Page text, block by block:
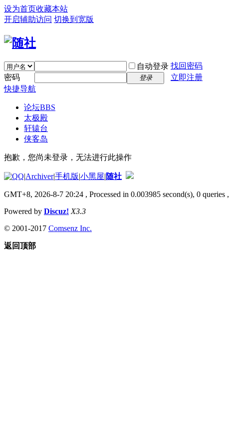
设为首页收藏本站
开启辅助访问 切换到宽版
自动登录 找回密码
密码
登录
立即注册
快捷导航
论坛BBS
太极殿
轩辕台
侠客岛
抱歉，您尚未登录，无法进行此操作
|Archiver|手机版|小黑屋|随社
GMT+8, 2026-8-7 20:24 , Processed in 0.003985 second(s), 0 queries
Powered by Discuz! X3.3
© 2001-2017 Comsenz Inc.
返回顶部